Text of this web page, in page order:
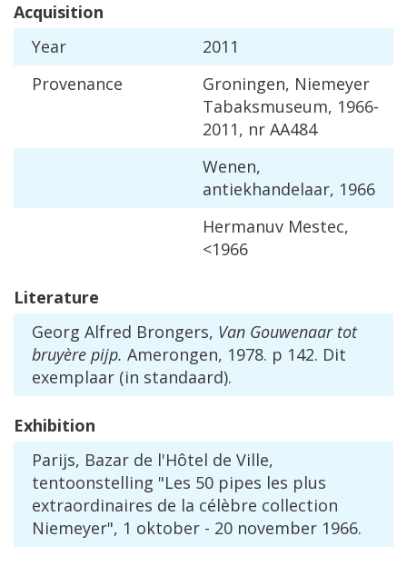
Acquisition
Year
2011
Provenance
Groningen, Niemeyer
Tabaksmuseum, 1966-
2011, nr AA484
Wenen,
antiekhandelaar, 1966
Hermanuv Mestec,
<1966
Literature
Georg Alfred Brongers, Van Gouwenaar tot
bruyère pijp. Amerongen, 1978. p 142. Dit
exemplaar (in standaard).
Exhibition
Parijs, Bazar de l'Hôtel de Ville,
tentoonstelling "Les 50 pipes les plus
extraordinaires de la célèbre collection
Niemeyer", 1 oktober - 20 november 1966.